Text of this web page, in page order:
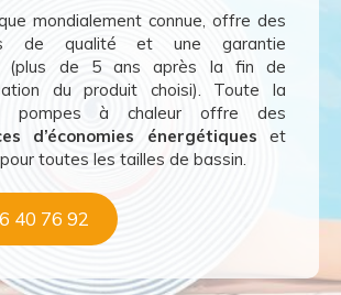
mondialement connue, offre des
de qualité et une garantie
(plus de 5 ans après la fin de
du produit choisi). Toute la
pompes à chaleur offre des
d’économies énergétiques et
toutes les tailles de bassin.
40 76 92